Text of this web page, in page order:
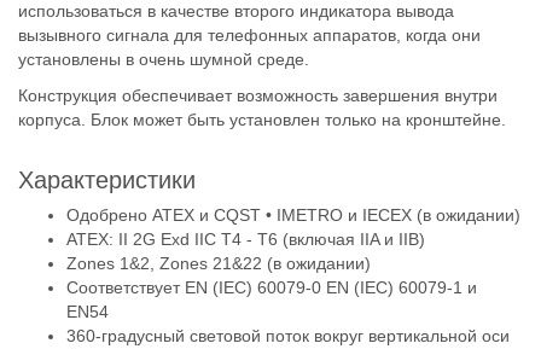
использоваться в качестве второго индикатора вывода
вызывного сигнала для телефонных аппаратов, когда они
установлены в очень шумной среде.
Конструкция обеспечивает возможность завершения внутри
корпуса. Блок может быть установлен только на кронштейне.
Характеристики
Одобрено ATEX и CQST • IMETRO и IECEX (в ожидании)
ATEX: II 2G Exd IIC T4 - T6 (включая IIA и IIB)
Zones 1&2, Zones 21&22 (в ожидании)
Соответствует EN (IEC) 60079-0 EN (IEC) 60079-1 и
EN54
360-градусный световой поток вокруг вертикальной оси